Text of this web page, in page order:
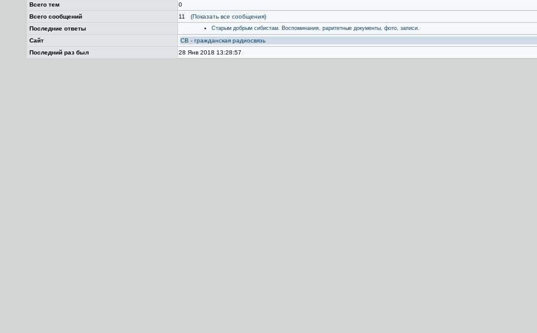
Всего тем
0
Всего сообщений
11
(Показать все сообщения)
Последние ответы
Старым добрым сибистам. Воспоминания, раритетные документы, фото, записи.
Сайт CB - гражданская радиосвязь
Последний раз был
28 Янв 2018 13:28:57